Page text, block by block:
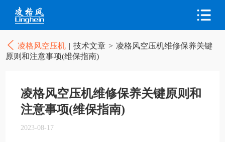
凌格风空压机 | 技术文章 > 凌格风空压机维修保养关键
原则和注意事项(维保指南)
凌格风空压机维修保养关键原则和
注意事项(维保指南)
2023-08-17